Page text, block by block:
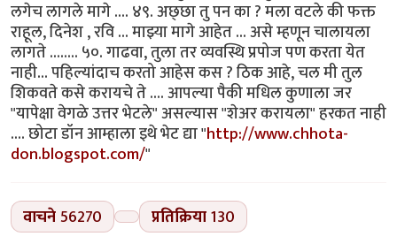
लगेच लागले मागे .... ४९. अछ्छा तु पन का ? मला वटले की फक्त
राहूल, दिनेश , रवि ... माझ्या मागे आहेत ... असे म्हणून चालायला
लागते ........ ५०. गाढवा, तुला तर व्यवस्थि प्रपोज पण करता येत
नाही... पहिल्यांदाच करतो आहेस कस ? ठिक आहे, चल मी तुल
शिकवते कसे करायचे ते .... आपल्या पैकी मधिल कुणाला जर
"यापेक्षा वेगळे उत्तर भेटले" असल्यास "शेअर करायला" हरकत नाही
.... छोटा डॉन आम्हाला इथे भेट द्या "http://www.chhota-
don.blogspot.com/"
वाचने56270 प्रतिक्रिया130